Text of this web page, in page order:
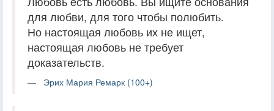
для любви, для того чтобы полюбить.
Но настоящая любовь их не ищет,
настоящая любовь не требует
доказательств.
Эрих Мария Ремарк (100+)